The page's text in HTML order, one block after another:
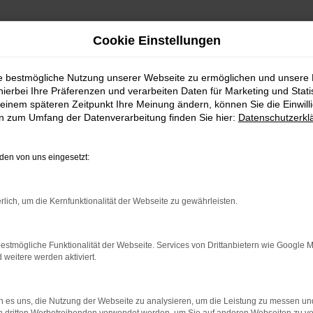
bestimmter Seiten verhindern. Funktioniert die Seite in
beheben.
auf dem neuesten Stand sind.
Cookie Einstellungen
bestmögliche Nutzung unserer Webseite zu ermöglichen und unsere
Ihre Präferenzen und verarbeiten Daten für Marketing und
späteren Zeitpunkt Ihre Meinung ändern, können Sie die
zum Umfang der Datenverarbeitung finden Sie hier:
von uns eingesetzt:
um die Kernfunktionalität der Webseite zu gewährleisten.
Funktionalität der Webseite. Services von Drittanbietern wie Google
weitere werden aktiviert.
es uns, die Nutzung der Webseite zu analysieren, um die Leistung zu messen